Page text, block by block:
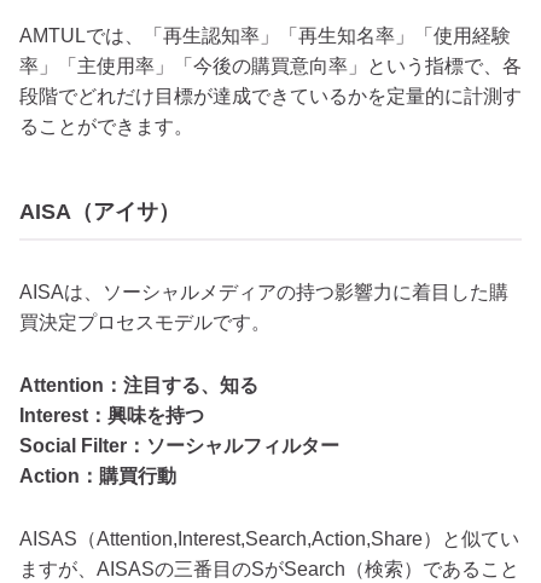
AMTULでは、「再生認知率」「再生知名率」「使用経験
率」「主使用率」「今後の購買意向率」という指標で、各
段階でどれだけ目標が達成できているかを定量的に計測す
ることができます。
AISA（アイサ）
AISAは、ソーシャルメディアの持つ影響力に着目した購
買決定プロセスモデルです。
Attention：注目する、知る
Interest：興味を持つ
Social Filter：ソーシャルフィルター
Action：購買行動
AISAS（Attention,Interest,Search,Action,Share）と似てい
ますが、AISASの三番目のSがSearch（検索）であること